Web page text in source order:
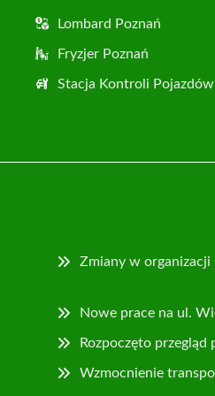
Lombard Poznań
Fryzjer Poznań
Stacja Kontroli Pojazdów
Zmiany w organizacji
Nowe prace na ul.
Rozpoczęto
Wzmocnienie